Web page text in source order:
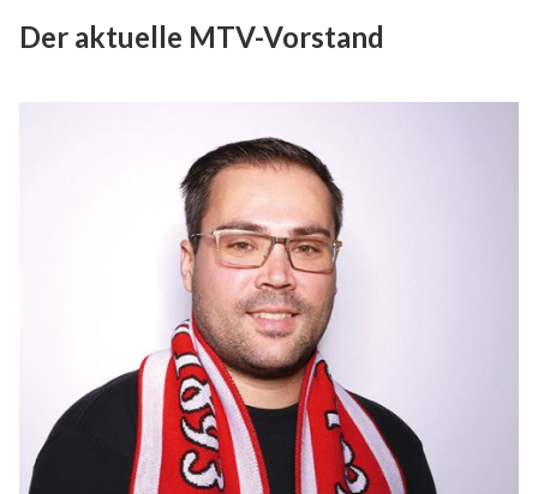
Der aktuelle MTV-Vorstand